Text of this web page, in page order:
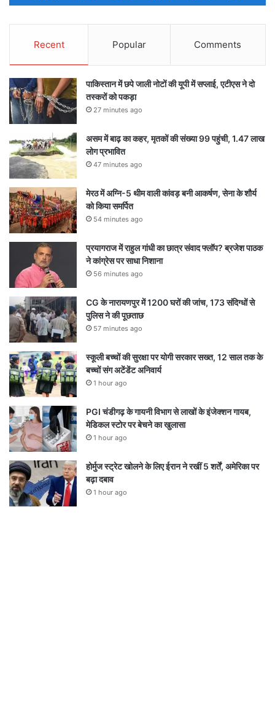
Recent Popular Comments
पाकिस्तान में छपे जाली नोटों की यूपी में सप्लाई, एटीएस ने दो
तस्करों को पकड़ा
27 minutes ago
असम में बाढ़ का कहर, मृतकों की संख्या 99 पहुंची, 1.47 लाख
लोग प्रभावित
47 minutes ago
मेरठ में अग्नि-5 थीम वाली कांवड़ बनी आकर्षण, सेना के शौर्य
को किया समर्पित
54 minutes ago
प्रयागराज में राहुल गांधी का छात्र संवाद फ्लॉप? ब्रजेश पाठक
ने कांग्रेस पर साधा निशाना
56 minutes ago
CG के नारायणपुर में 1200 घरों की जांच, 173 संदिग्धों से
पुलिस ने की पूछताछ
57 minutes ago
स्कूली बच्चों की सुरक्षा पर योगी सरकार सख्त, 12 साल तक के
बच्चों संग अटेंडेंट अनिवार्य
1 hour ago
PGI चंडीगढ़ के गायनी विभाग से लाखों के इंजेक्शन गायब,
मेडिकल स्टोर पर बेचने का खुलासा
1 hour ago
होर्मुज स्ट्रेट खोलने के लिए ईरान ने रखीं 5 शर्तें, अमेरिका पर
बढ़ा दबाव
1 hour ago